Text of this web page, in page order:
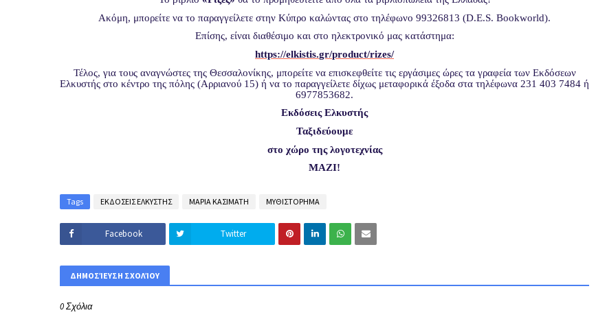
Ακόμη, μπορείτε να το παραγγείλετε στην Κύπρο καλώντας στο τηλέφωνο 99326813 (D.E.S. Bookworld).
Επίσης, είναι διαθέσιμο και στο ηλεκτρονικό μας κατάστημα:
https://elkistis.gr/product/rizes/
Τέλος, για τους αναγνώστες της Θεσσαλονίκης, μπορείτε να επισκεφθείτε τις εργάσιμες ώρες τα γραφεία των Εκδόσεων
Ελκυστής στο κέντρο της πόλης (Αρριανού 15) ή να το παραγγείλετε δίχως μεταφορικά έξοδα στα τηλέφωνα 231 403 7484 ή
6977853682.
Εκδόσεις Ελκυστής
Ταξιδεύουμε
στο χώρο της λογοτεχνίας
ΜΑΖΙ!
Tags ΕΚΔΟΣΕΙΣ ΕΛΚΥΣΤΗΣ ΜΑΡΙΑ ΚΑΣΙΜΑΤΗ ΜΥΘΙΣΤΟΡΗΜΑ
Facebook Twitter
ΔΗΜΟΣΊΕΥΣΗ ΣΧΟΛΊΟΥ
0 Σχόλια